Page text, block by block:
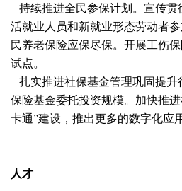
持续推进全民参保计划。宣传贯
活就业人员和新就业形态劳动者
民养老保险应保尽保。开展工伤
试点。
扎实推进社保基金管理巩固提升
保险基金委托投资规模。加快推
卡通”建设，推出更多的数字化应
人才